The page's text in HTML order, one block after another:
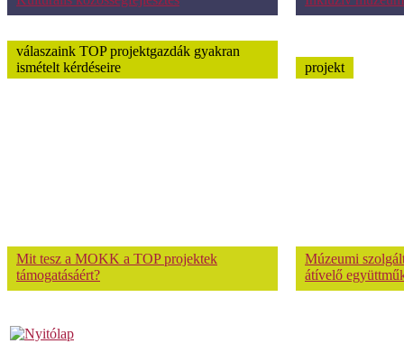
válaszaink TOP projektgazdák gyakran
ismételt kérdéseire
Mit tesz a MOKK a TOP projektek
támogatásáért?
projekt
Múzeumi
átívelő